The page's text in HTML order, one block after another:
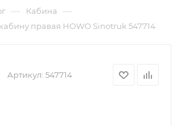
— Кабина —
правая HOWO Sinotruk 547714
Артикул: 547714